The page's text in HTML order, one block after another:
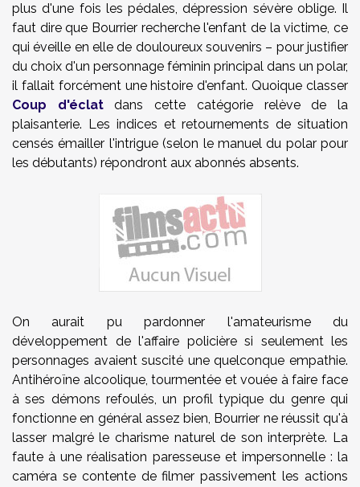
plus d'une fois les pédales, dépression sévère oblige. Il
faut dire que Bourrier recherche l'enfant de la victime, ce
qui éveille en elle de douloureux souvenirs – pour justifier
du choix d'un personnage féminin principal dans un polar,
il fallait forcément une histoire d'enfant. Quoique classer
Coup d'éclatdans cette catégorie relève de la
plaisanterie. Les indices et retournements de situation
censés émailler l'intrigue (selon le manuel du polar pour
les débutants) répondront aux abonnés absents.
On aurait pu pardonner l'amateurisme du
développement de l'affaire policière si seulement les
personnages avaient suscité une quelconque empathie.
Antihéroïne alcoolique, tourmentée et vouée à faire face
à ses démons refoulés, un profil typique du genre qui
fonctionne en général assez bien, Bourrier ne réussit qu'à
lasser malgré le charisme naturel de son interprète. La
faute à une réalisation paresseuse et impersonnelle : la
caméra se contente de filmer passivement les actions